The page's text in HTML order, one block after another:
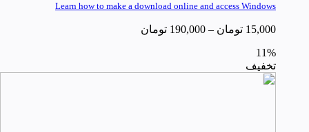
Learn how to make a download online and access Windows
15,000 تومان –
190,000 تومان
11%
تخفیف